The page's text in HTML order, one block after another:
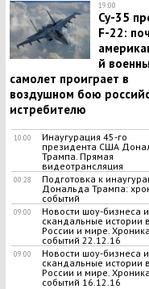
19:00
Су-35
F-22:
й
самолет проиграет в
воздушном бою
истребителю
10:00
Инаугурация 45-го
президента США
Трампа. Прямая
видеотрансляция
00:28
Подготовка к
Дональда Трампа:
событий
09:00
Новости шоу-бизнеса и
скандальные истории в
России и мире. Хроника
событий 22.12.16
09:00
Новости шоу-бизнеса и
скандальные истории в
России и мире. Хроника
событий 16.12.16